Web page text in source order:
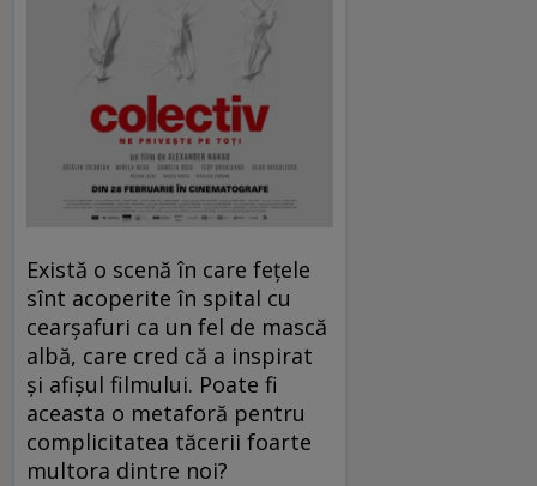
Există o scenă în care fețele
sînt acoperite în spital cu
cearșafuri ca un fel de mască
albă, care cred că a inspirat
și afișul filmului. Poate fi
aceasta o metaforă pentru
complicitatea tăcerii foarte
multora dintre noi?